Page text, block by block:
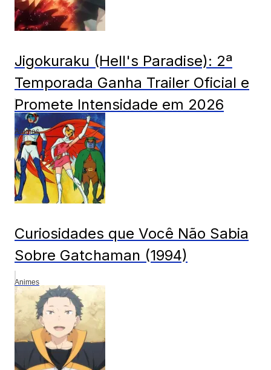
Jigokuraku (Hell's Paradise): 2ª
Temporada Ganha Trailer Oficial e
Promete Intensidade em 2026
Animes
Curiosidades que Você Não Sabia
Sobre Gatchaman (1994)
Animes